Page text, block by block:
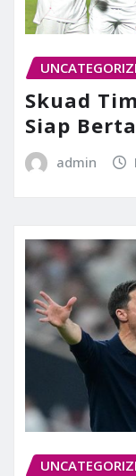
Skuad
Siap
admin